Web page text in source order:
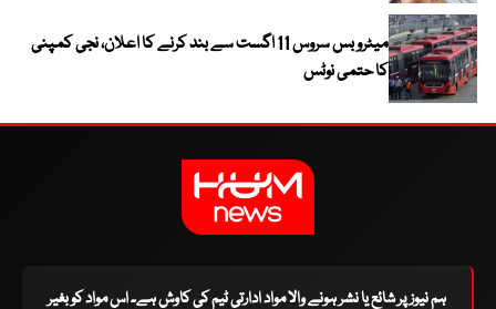
میٹرو بس سروس 11 اگست سے بند کرنے کا اعلان، نجی کمپنی
کا حتمی نوٹس
ہم نیوز پر شائع یا نشر ہونے والا مواد ادارتی ٹیم کی کاوش ہے۔ اس مواد کو بغیر